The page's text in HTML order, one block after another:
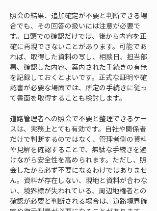
照会の結果、追加確定が不要と判断できる場
合でも、その回答の扱いには注意が必要で
す。口頭での確認だけでは、後から内容を正
確に再現できないことがあります。可能であ
れば、取得した資料の写し、相談日、担当部
署、確認した内容、案内された手続きの有無
を記録しておくとよいです。正式な証明や確
認書が必要な場面では、所定の手続きに従っ
て書面を取得することも検討します。
道路管理者への照会で不要と整理できるケー
スは、実務上とても有効です。自社や関係者
だけで判断するのではなく、管理者側の資料
や見解を確認することで、無駄な手続きを避
けながら安全性を高められます。ただし、照
会したから必ず不要になるわけではありませ
ん。資料が存在しない、現地と資料が合わな
い、境界標が失われている、周辺地権者との
確認が必要と判断される場合は、道路境界確